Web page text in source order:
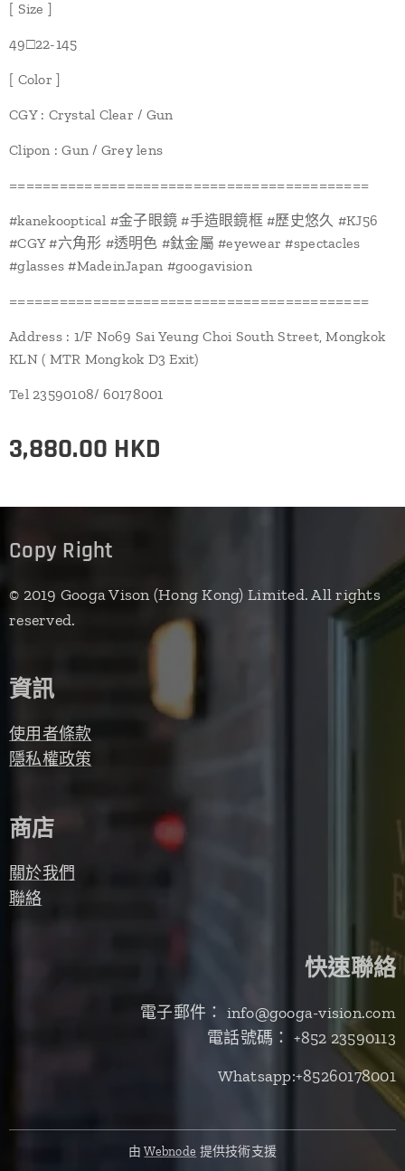
[ Size ]
49□22-145
[ Color ]
CGY : Crystal Clear / Gun
Clipon : Gun / Grey lens
===========================================
#kanekooptical #金子眼鏡 #手造眼鏡框 #歷史悠久 #KJ56
#CGY #六角形 #透明色 #鈦金屬 #eyewear #spectacles
#glasses #MadeinJapan #googavision
===========================================
Address : 1/F No69 Sai Yeung Choi South Street, Mongkok
KLN ( MTR Mongkok D3 Exit)
Tel 23590108/ 60178001
3,880.00 HKD
Copy Right
© 2019 Googa Vison (Hong Kong) Limited. All rights
reserved.
資訊
使用者條款
隱私權政策
商店
關於我們
聯絡
快速聯絡
電子郵件： info@googa-vision.com
電話號碼： +852 23590113
Whatsapp:+85260178001
由Webnode 提供技術支援